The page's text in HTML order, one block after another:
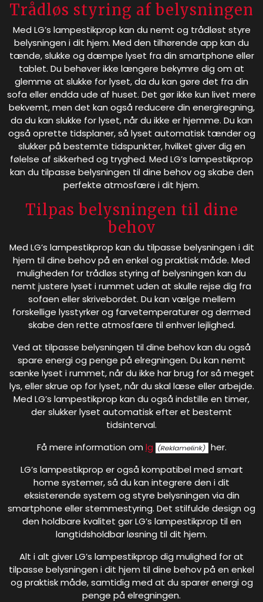
Trådløs styring af belysningen
Med LG’s lampestikprop kan du nemt og trådløst styre
belysningen i dit hjem. Med den tilhørende app kan du
tænde, slukke og dæmpe lyset fra din smartphone eller
tablet. Du behøver ikke længere bekymre dig om at
glemme at slukke for lyset, da du kan gøre det fra din
sofa eller endda ude af huset. Det gør ikke kun livet mere
bekvemt, men det kan også reducere din energiregning,
da du kan slukke for lyset, når du ikke er hjemme. Du kan
også oprette tidsplaner, så lyset automatisk tænder og
slukker på bestemte tidspunkter, hvilket giver dig en
følelse af sikkerhed og tryghed. Med LG’s lampestikprop
kan du tilpasse belysningen til dine behov og skabe den
perfekte atmosfære i dit hjem.
Tilpas belysningen til dine
behov
Med LG’s lampestikprop kan du tilpasse belysningen i dit
hjem til dine behov på en enkel og praktisk måde. Med
muligheden for trådløs styring af belysningen kan du
nemt justere lyset i rummet uden at skulle rejse dig fra
sofaen eller skrivebordet. Du kan vælge mellem
forskellige lysstyrker og farvetemperaturer og dermed
skabe den rette atmosfære til enhver lejlighed.
Ved at tilpasse belysningen til dine behov kan du også
spare energi og penge på elregningen. Du kan nemt
sænke lyset i rummet, når du ikke har brug for så meget
lys, eller skrue op for lyset, når du skal læse eller arbejde.
Med LG’s lampestikprop kan du også indstille en timer,
der slukker lyset automatisk efter et bestemt
tidsinterval.
Få mere information om lg
her.
LG’s lampestikprop er også kompatibel med smart
home systemer, så du kan integrere den i dit
eksisterende system og styre belysningen via din
smartphone eller stemmestyring. Det stilfulde design og
den holdbare kvalitet gør LG’s lampestikprop til en
langtidsholdbar løsning til dit hjem.
Alt i alt giver LG’s lampestikprop dig mulighed for at
tilpasse belysningen i dit hjem til dine behov på en enkel
og praktisk måde, samtidig med at du sparer energi og
penge på elregningen.